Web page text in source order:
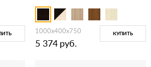
1000х400х750
5 374 руб.
КУПИТЬ